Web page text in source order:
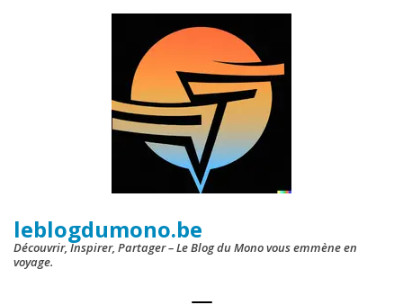
leblogdumono.be
Découvrir, Inspirer, Partager – Le Blog du Mono vous emmène en
voyage.